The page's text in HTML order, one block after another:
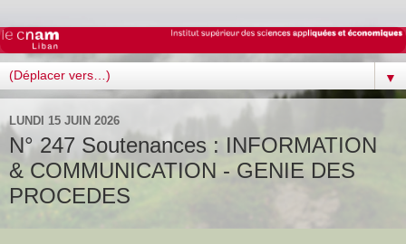
▼
LUNDI 15 JUIN 2026
N° 247 Soutenances : INFORMATION
& COMMUNICATION - GENIE DES
PROCEDES